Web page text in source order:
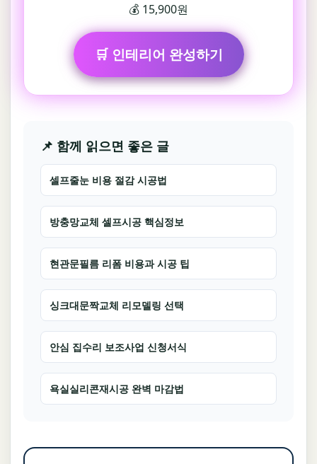
💰 15,900원
🛒 인테리어 완성하기
📌 함께 읽으면 좋은 글
셀프줄눈 비용 절감 시공법
방충망교체 셀프시공 핵심정보
현관문필름 리폼 비용과 시공 팁
싱크대문짝교체 리모델링 선택
안심 집수리 보조사업 신청서식
욕실실리콘재시공 완벽 마감법